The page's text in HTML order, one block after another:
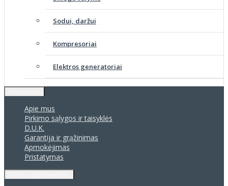
Sodui, daržui
Kompresoriai
Elektros generatoriai
Apie mus
Pirkimo sąlygos ir taisyklės
D.U.K.
Garantija ir grąžinimas
Apmokėjimas
Pristatymas